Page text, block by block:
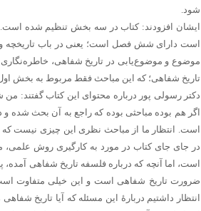
شود.
ایشان افزودند: کتاب در سه بخش تنظیم شده
است دارای شش فصل است؛ یعنی در باب تاریخچه
موضوع و موضوع‌یابی در تاریخ شفاهی،
تاریخ شفاهی؛ که این مباحث فقط مربوط به بخش
دکتر رسولی پور درباره محتوای این کتاب گفتند:
اگر هم بوده مباحثی بوده که راجع به آن بحث شده
است. انتظار ما از مباحث نظری این چیزی نیست
در جای جای کتاب در مورد به کارگیری روش
است، اما آنچه که درباره فلسفه تاریخ شفاهی
ضرورت تاریخ شفاهی است و این خیلی متفاوت
انتظار داشتیم دربارۀ این مسئله که آیا تاریخ